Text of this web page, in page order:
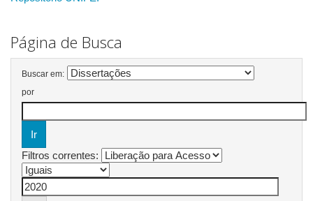
Página de Busca
Buscar em:
por
Filtros correntes: